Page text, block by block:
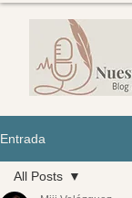
Entrada
All Posts